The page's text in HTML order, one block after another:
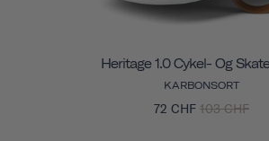
Heritage 1.0 Cykel- Og
KARBONSORT
72 CHF 103 CHF